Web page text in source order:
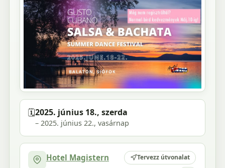
🗓️2025. június 18., szerda
– 2025. június 22., vasárnap
Hotel Magistern Tervezz útvonalat